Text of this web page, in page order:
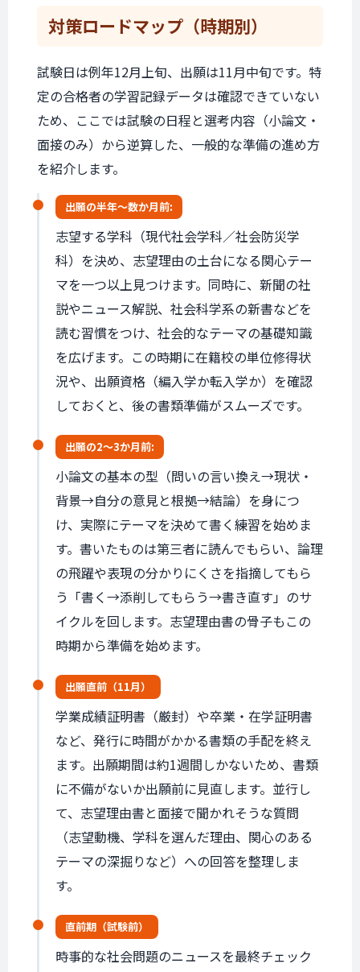
対策ロードマップ （時期別）
試験日は例年12月上旬、出願は11月中旬です。特
定の合格者の学習記録データは確認できていない
ため、ここでは試験の日程と選考内容（小論文・
面接のみ）から逆算した、一般的な準備の進め方
を紹介します。
出願の半年〜数か月前:
志望する学科（現代社会学科／社会防災学
科）を決め、志望理由の土台になる関心テー
マを一つ以上見つけます。同時に、新聞の社
説やニュース解説、社会科学系の新書などを
読む習慣をつけ、社会的なテーマの基礎知識
を広げます。この時期に在籍校の単位修得状
況や、出願資格（編入学か転入学か）を確認
しておくと、後の書類準備がスムーズです。
出願の2〜3か月前:
小論文の基本の型（問いの言い換え→現状・
背景→自分の意見と根拠→結論）を身につ
け、実際にテーマを決めて書く練習を始めま
す。書いたものは第三者に読んでもらい、論理
の飛躍や表現の分かりにくさを指摘してもら
う「書く→添削してもらう→書き直す」のサ
イクルを回します。志望理由書の骨子もこの
時期から準備を始めます。
出願直前 （11月）
学業成績証明書（厳封）や卒業・在学証明書
など、発行に時間がかかる書類の手配を終え
ます。出願期間は約1週間しかないため、書類
に不備がないか出願前に見直します。並行し
て、志望理由書と面接で聞かれそうな質問
（志望動機、学科を選んだ理由、関心のある
テーマの深掘りなど）への回答を整理しま
す。
直前期 （試験前）
時事的な社会問題のニュースを最終チェック